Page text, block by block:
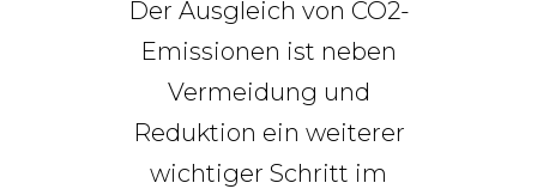
Der Ausgleich von CO2-
Emissionen ist neben
Vermeidung und
Reduktion ein weiterer
wichtiger Schritt im